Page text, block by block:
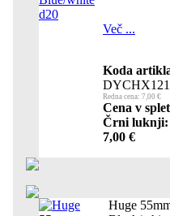
Več ...
Koda
Redna cena: 7,00 €
Cena v
Črni luknji:
7,00 €
Huge